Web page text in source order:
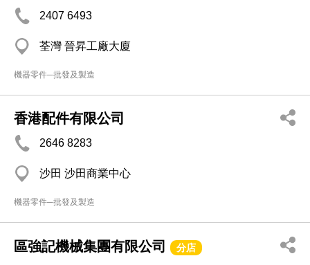
2407 6493
荃灣 晉昇工廠大廈
機器零件─批發及製造
香港配件有限公司
2646 8283
沙田 沙田商業中心
機器零件─批發及製造
區強記機械集團有限公司 分店